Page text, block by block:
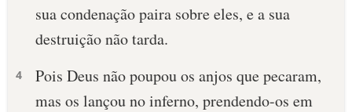
PERGUNTE À BÍBLIA IA
QUEM SOMOS
sua condenação paira sobre eles, e a sua
destruição não tarda.
4
Pois Deus não poupou os anjos que pecaram,
mas os lançou no inferno, prendendo-os em